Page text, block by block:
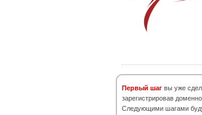
Первый шаг вы уже
зарегистрировав
Следующими шагами